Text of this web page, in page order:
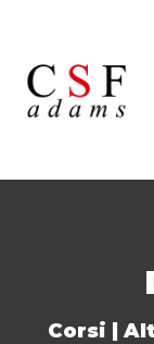
Corsi |